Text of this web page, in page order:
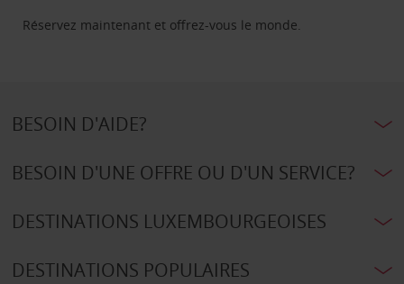
Réservez maintenant et offrez-vous le monde.
BESOIN D'AIDE?
BESOIN D'UNE OFFRE OU D'UN SERVICE?
DESTINATIONS LUXEMBOURGEOISES
DESTINATIONS POPULAIRES